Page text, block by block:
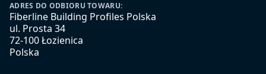
ADRES DO ODBIORU TOWARU:
Fiberline Building Profiles Polska
ul. Prosta 34
72-100 Łozienica
Polska